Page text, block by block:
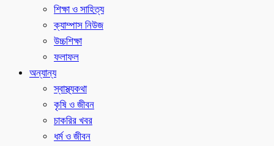
শিক্ষা ও সাহিত্য
ক্যাম্পাস নিউজ
উচ্চশিক্ষা
ফলাফল
অন্যান্য
স্বাস্থ্যকথা
কৃষি ও জীবন
চাকরির খবর
ধর্ম ও জীবন